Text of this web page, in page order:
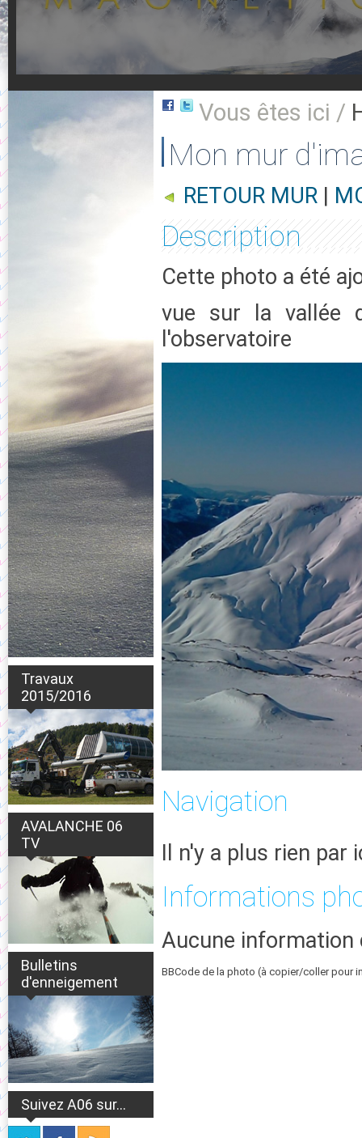
Travaux
2015/2016
AVALANCHE 06
TV
Bulletins
d'enneigement
Suivez A06 sur...
Vous êtes ici /
Mon mur
RETOUR MUR |
Description
Cette photo a été
vue sur la vallée
l'observatoire
Navigation
Il n'y a plus rien par
Informations
Aucune information
BBCode de la photo (à copier/coller pour